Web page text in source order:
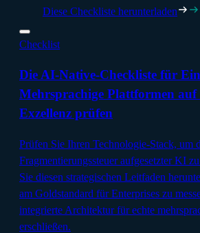
Diese Checkliste herunterladen
Checklist
Die AI-Native-Checkliste für
Mehrsprachige Plattformen auf
Exzellenz prüfen
Prüfen Sie Ihren Technologie-Stack, um
Fragmentierungssteuer aufgesetzter KI
Sie diesen strategischen Leitfaden
am Goldstandard für Enterprises zu
integrierte Architektur für echte
erschließen.